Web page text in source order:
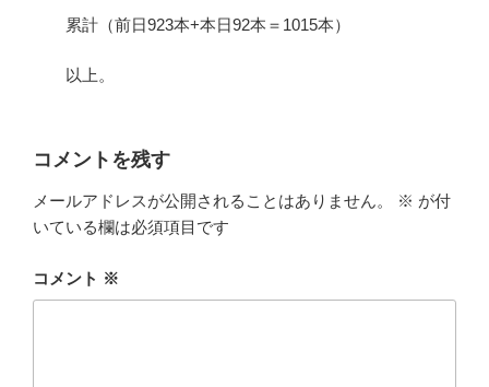
累計（前日923本+本日92本＝1015本）
以上。
コメントを残す
メールアドレスが公開されることはありません。 ※ が付
いている欄は必須項目です
コメント ※